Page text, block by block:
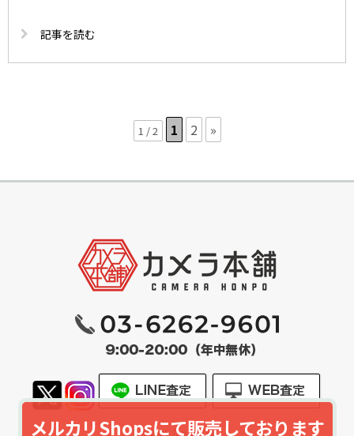
記事を読む
1 / 2 1 2 »
© 2026 カメラ本舗
メルカリShopsにて販売しております